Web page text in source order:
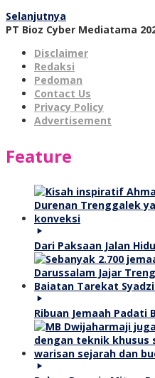
Selanjutnya
PT Bioz Cyber Mediatama
Disclaimer
Redaksi
Pedoman
Contact Us
Privacy Policy
Advertisement
Feature
Dari Paksaan Jalan
Ribuan Jemaah